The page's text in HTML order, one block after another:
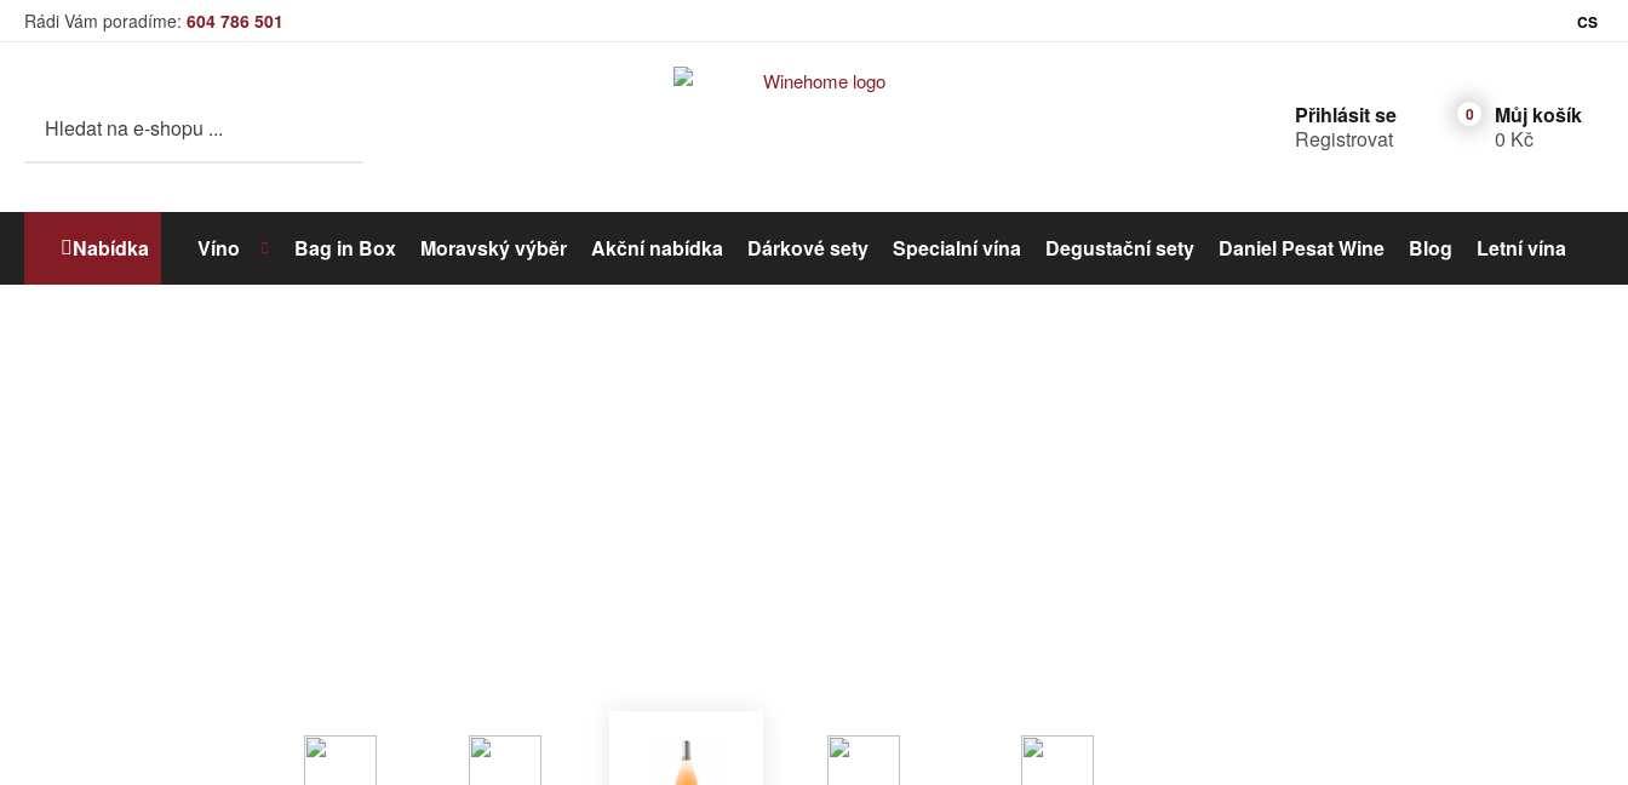
Rádi Vám poradíme: 604 786 501 CS
Přihlásit se
Registrovat
Můj košík
0 Kč
Nabídka Víno Bag in Box Moravský výběr Akční nabídka Dárkové sety Specialní vína Degustační sety Daniel Pesat Wine Blog Letní vína